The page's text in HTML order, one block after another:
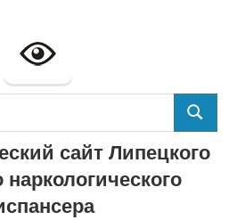
сайт
ГУЗ
"Липецкий
областной
ПОИСК
сайт Липецкого
наркологического